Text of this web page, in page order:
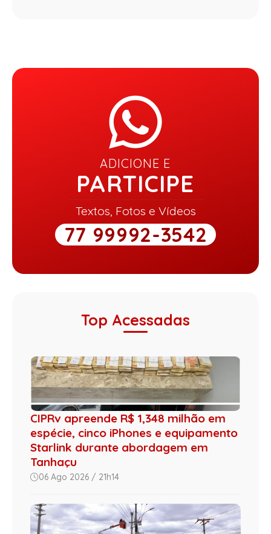
ADICIONE E
PARTICIPE
Textos, Fotos e Vídeos
77 99992-3542
Top Acessadas
CIPRv apreende R$ 1,348 milhão em
espécie, cinco iPhones e equipamento
Starlink durante abordagem em
Tanhaçu
06 Ago 2026 / 21h14